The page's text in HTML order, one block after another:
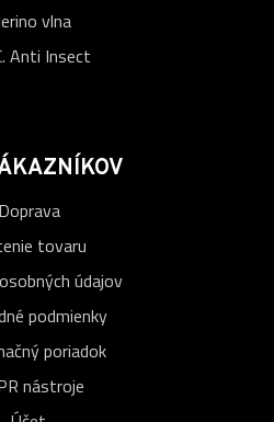
vlna
Anti Insect
Doprava
tovaru
údajov
podmienky
poriadok
nástroje